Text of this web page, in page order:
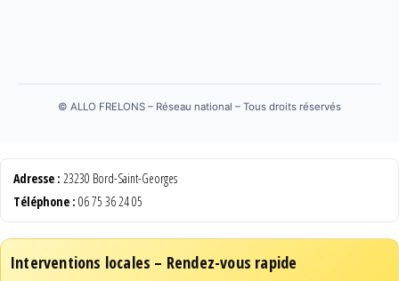
© ALLO FRELONS – Réseau national – Tous droits réservés
Adresse : 23230 Bord-Saint-Georges
Téléphone : 06 75 36 24 05
Interventions locales – Rendez-vous rapide